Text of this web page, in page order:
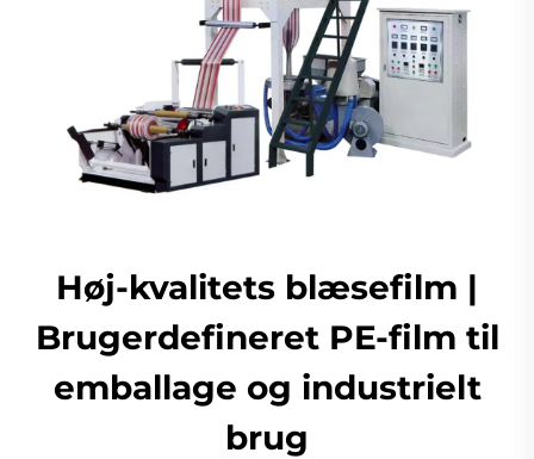
Høj-kvalitets blæsefilm |
Brugerdefineret PE-film til
emballage og industrielt
brug